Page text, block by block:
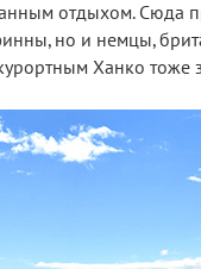
отдыхом. Сюда
но и немцы,
Ханко тоже